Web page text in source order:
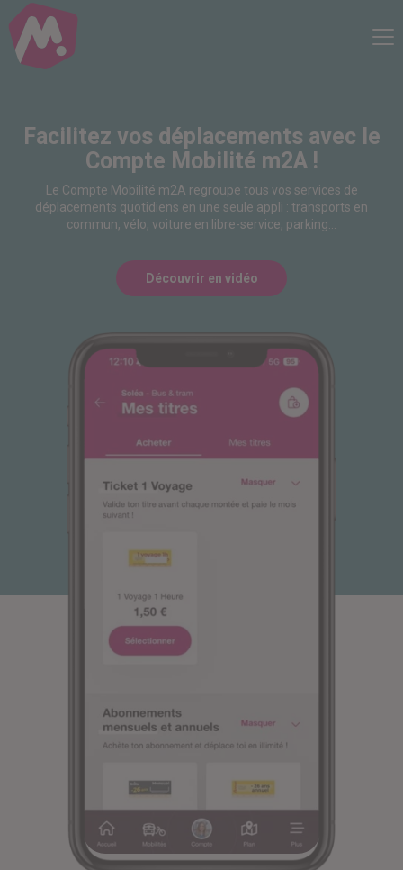
Compte Mobilité
Facilitez vos déplacements avec le
Compte Mobilité m2A !
Le Compte Mobilité m2A regroupe tous vos services de
déplacements quotidiens en une seule appli : transports en
commun, vélo, voiture en libre-service, parking…
Découvrir en vidéo